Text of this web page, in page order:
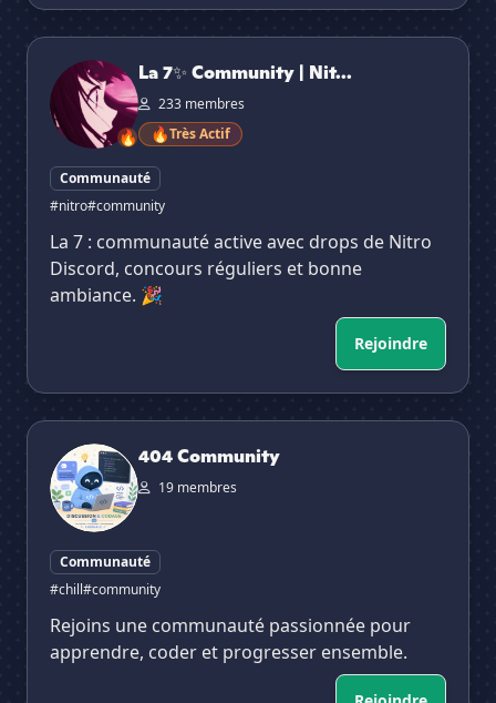
La 7✨ Community | Nitro | Giveaways | Rewards💗
🔥
La 7✨ Community | Nit...
233 membres
🔥Très Actif
Communauté
#nitro#community
La 7 : communauté active avec drops de Nitro
Discord, concours réguliers et bonne
ambiance. 🎉
Rejoindre
404 Community
404 Community
19 membres
Communauté
#chill#community
Rejoins une communauté passionnée pour
apprendre, coder et progresser ensemble.